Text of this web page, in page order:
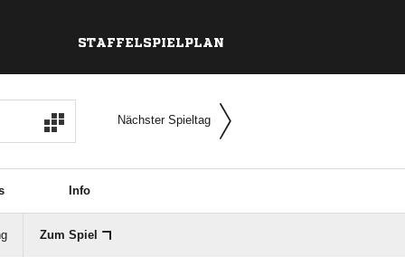
STAFFELSPIELPLAN
Nächster Spieltag
Info
Zum Spiel